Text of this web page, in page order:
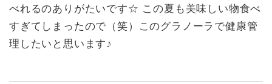
べれるのありがたいです☆ この夏も美味しい物食べ
すぎてしまったので（笑）このグラノーラで健康管
理したいと思います♪